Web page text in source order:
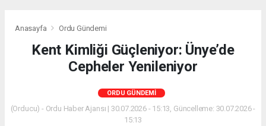
Anasayfa Ordu Gündemi
Kent Kimliği Güçleniyor: Ünye’de
Cepheler Yenileniyor
ORDU GÜNDEMI
(Orducu) - Ordu Haber Ajansı | 30.07.2026 - 15:13, Güncelleme: 30.07.2026 -
15:13